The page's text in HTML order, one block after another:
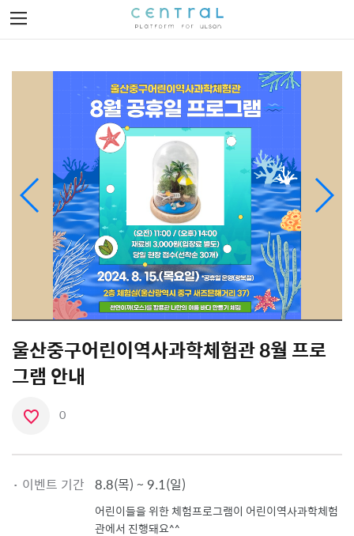
Toggle
navigation
이벤트 제작하기
회원가입
울산중구어린이역사과학체험관 8월 프로
그램 안내
아
요
아
0
· 이벤트 기간 8.8(목) ~ 9.1(일)
어린이들을 위한 체험프로그램이 어린이역사과학체험
관에서 진행돼요^^